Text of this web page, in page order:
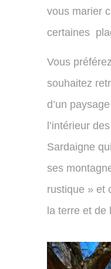
vous marier
certaines
Vous
souhaitez
d’un
l’intérieur
Sardaigne
ses
rustique » et
la terre et de